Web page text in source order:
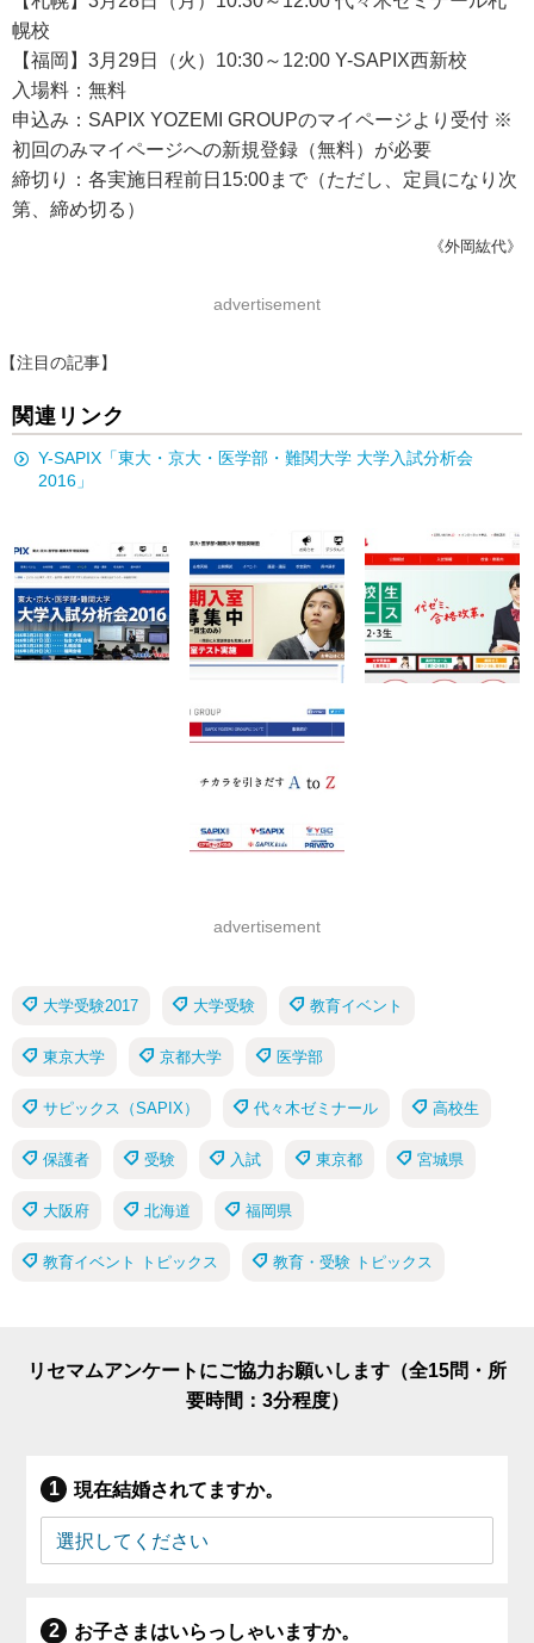
幌校
【福岡】3月29日（火）10:30～12:00 Y-SAPIX西新校
入場料：無料
申込み：SAPIX YOZEMI GROUPのマイページより受付 ※
初回のみマイページへの新規登録（無料）が必要
締切り：各実施日程前日15:00まで（ただし、定員になり次
第、締め切る）
《外岡紘代》
advertisement
【注目の記事】
関連リンク
Y-SAPIX「東大・京大・医学部・難関大学 大学入試分析会
2016」
advertisement
大学受験2017 大学受験 教育イベント
東京大学 京都大学 医学部
サピックス（SAPIX） 代々木ゼミナール 高校生
保護者 受験 入試 東京都 宮城県
大阪府 北海道 福岡県
教育イベント トピックス 教育・受験 トピックス
リセマムアンケートにご協力お願いします（全15問・所
要時間：3分程度）
現在結婚されてますか。
お子さまはいらっしゃいますか。